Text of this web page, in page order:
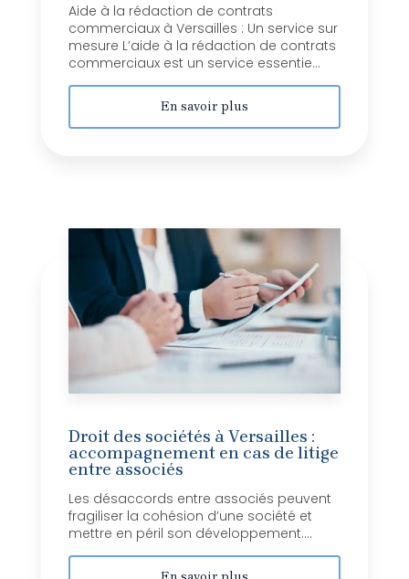
Aide à la rédaction de contrats
commerciaux à Versailles : Un service sur
mesure L’aide à la rédaction de contrats
commerciaux est un service essentie...
En savoir plus
Droit des sociétés à Versailles :
accompagnement en cas de litige
entre associés
Les désaccords entre associés peuvent
fragiliser la cohésion d’une société et
mettre en péril son développement....